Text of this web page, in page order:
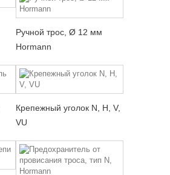
Ручной трос, Ø 12 мм
Hormann
Крепежный уголок N, H, V,
VU